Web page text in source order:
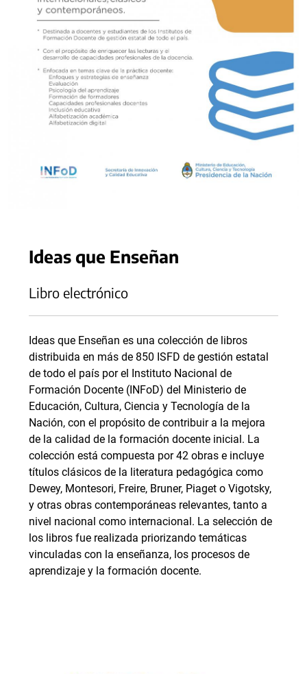
Ideas que Enseñan
Libro electrónico
Ideas que Enseñan es una colección de libros
distribuida en más de 850 ISFD de gestión estatal
de todo el país por el Instituto Nacional de
Formación Docente (INFoD) del Ministerio de
Educación, Cultura, Ciencia y Tecnología de la
Nación, con el propósito de contribuir a la mejora
de la calidad de la formación docente inicial. La
colección está compuesta por 42 obras e incluye
títulos clásicos de la literatura pedagógica como
Dewey, Montesori, Freire, Bruner, Piaget o Vigotsky,
y otras obras contemporáneas relevantes, tanto a
nivel nacional como internacional. La selección de
los libros fue realizada priorizando temáticas
vinculadas con la enseñanza, los procesos de
aprendizaje y la formación docente.